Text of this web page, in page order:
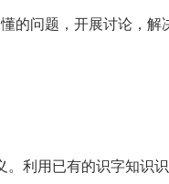
的问题，开展讨论，解
利用已有的识字知识